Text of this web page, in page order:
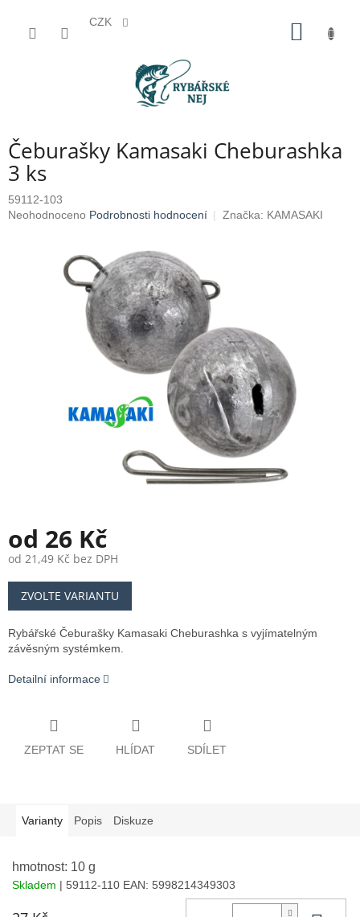
CZK
Čeburašky Kamasaki Cheburashka
3 ks
59112-103
Průměrné
Neohodnoceno Podrobnosti hodnocení Značka: KAMASAKI
od 26 Kč
od 21,49 Kč bez DPH
Měrná
cena:
ZVOLTE VARIANTU
Rybářské Čeburašky Kamasaki Cheburashka s vyjímatelným
závěsným systémkem.
Detailní informace
ZEPTAT SE HLÍDAT SDÍLET
Varianty Popis Diskuze
hmotnost: 10 g
Skladem | 59112-110 EAN: 5998214349303